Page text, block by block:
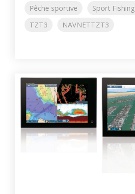
Pêche sportive
Sport Fishing
TZT3
NAVNETTZT3